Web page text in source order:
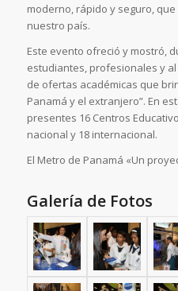
moderno, rápido y seguro,
nuestro país.
Este evento ofreció y mostró,
estudiantes, profesionales y
de ofertas académicas que
Panamá y el extranjero”. En
presentes 16 Centros
nacional y 18 internacional.
El Metro de Panamá «Un
Galería de Fotos